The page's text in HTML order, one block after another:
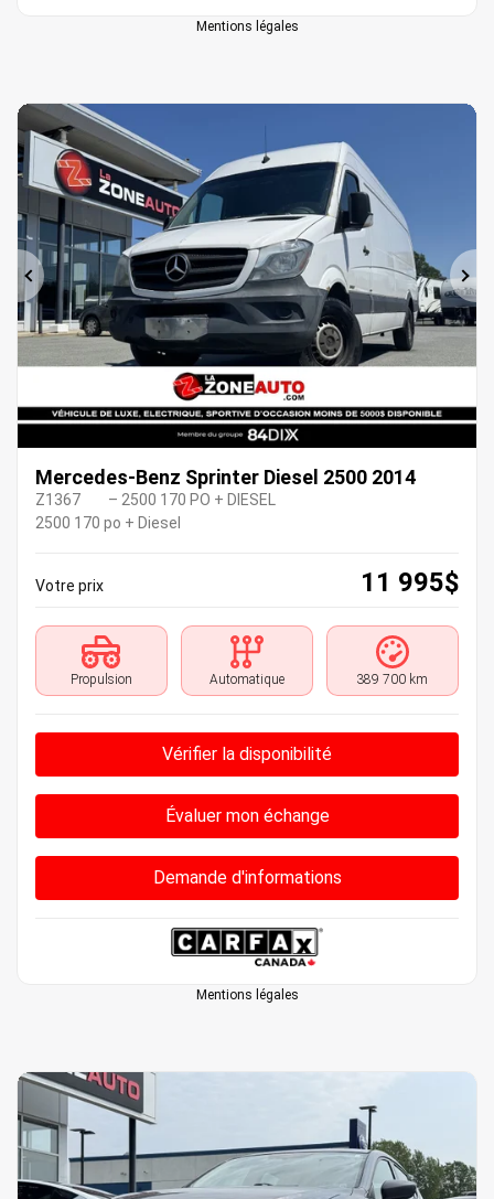
Mentions légales
Précédent
Mercedes-Benz Sprinter Diesel 2500 2014
Z1367
– 2500 170 PO + DIESEL
2500 170 po + Diesel
Votre prix 11 995$
Propulsion Automatique 389 700 km
Vérifier la disponibilité
Évaluer mon échange
Demande d'informations
Mentions légales